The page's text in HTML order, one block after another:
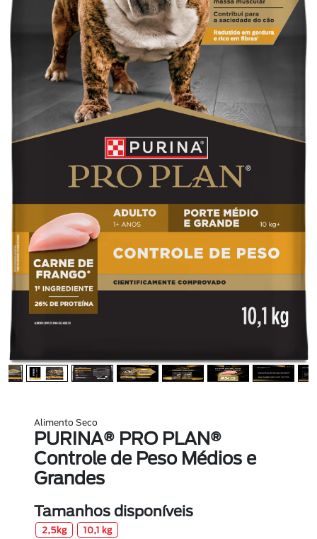
Alimento Seco
PURINA® PRO PLAN®
Controle de Peso Médios e
Grandes
Tamanhos disponíveis
2,5kg 10,1 kg